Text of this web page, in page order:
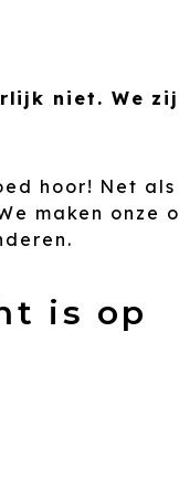
niet. We
hoor! Net
maken onze
is op